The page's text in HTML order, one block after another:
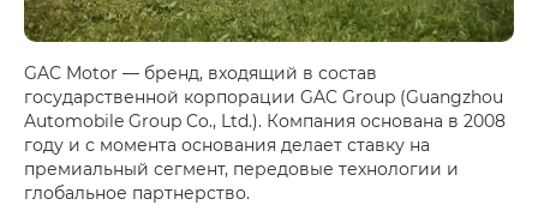
GAC Motor — бренд, входящий в состав
государственной корпорации GAC Group (Guangzhou
Automobile Group Co., Ltd.). Компания основана в 2008
году и с момента основания делает ставку на
премиальный сегмент, передовые технологии и
глобальное партнерство.